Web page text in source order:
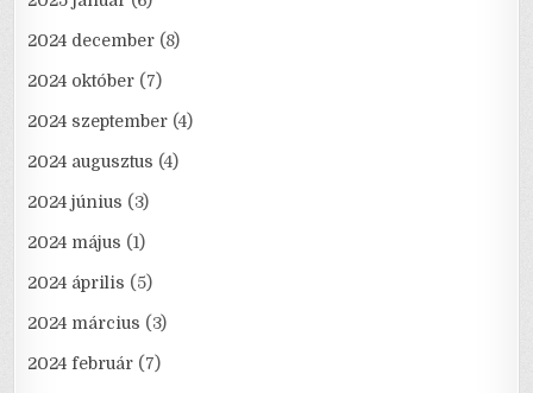
2024 december (8)
2024 október (7)
2024 szeptember (4)
2024 augusztus (4)
2024 június (3)
2024 május (1)
2024 április (5)
2024 március (3)
2024 február (7)